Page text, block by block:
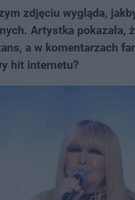
zdjęciu wygląda,
Artystka pokazała,
a w komentarzach
hit internetu?